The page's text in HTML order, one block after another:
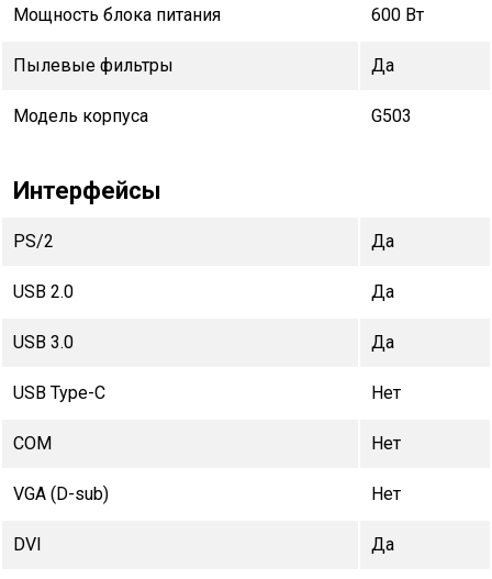
Мощность блока питания 600 Вт
Пылевые фильтры Да
Модель корпуса G503
Интерфейсы
PS/2 Да
USB 2.0 Да
USB 3.0 Да
USB Type-C Нет
COM Нет
VGA (D-sub) Нет
DVI Да